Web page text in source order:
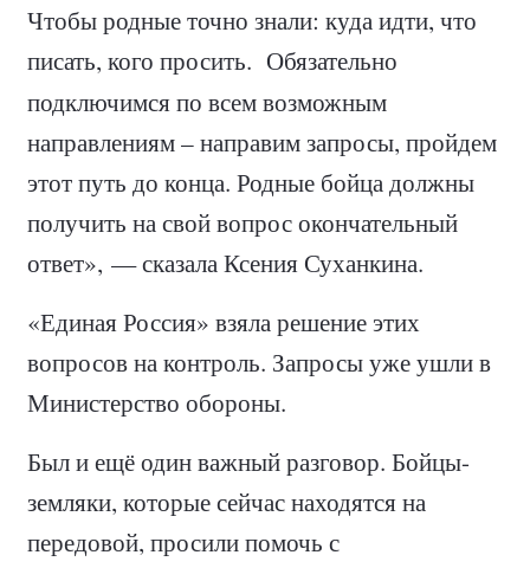
Чтобы родные точно знали: куда идти, что
писать, кого просить. Обязательно
подключимся по всем возможным
направлениям – направим запросы, пройдем
этот путь до конца. Родные бойца должны
получить на свой вопрос окончательный
ответ», — сказала Ксения Суханкина.
«Единая Россия» взяла решение этих
вопросов на контроль. Запросы уже ушли в
Министерство обороны.
Был и ещё один важный разговор. Бойцы-
земляки, которые сейчас находятся на
передовой, просили помочь с